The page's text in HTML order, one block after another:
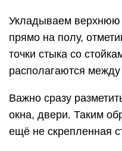
Укладываем верхнюю
прямо на полу,
точки стыка со
располагаются
Важно сразу
окна, двери. Таким
ещё не скрепленная